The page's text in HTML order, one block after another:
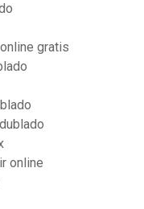
gratis
online